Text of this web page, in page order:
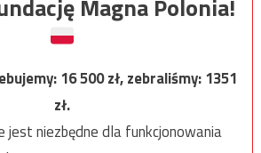
Magna Polonia!
16 500zł, zebraliśmy:1351
zł.
niezbędne dla funkcjonowania